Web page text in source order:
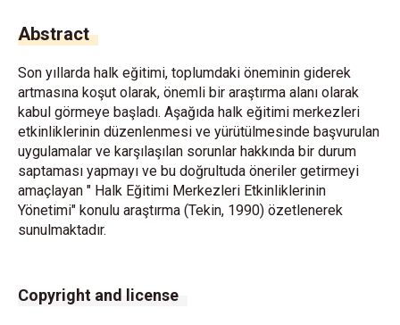
Abstract
Son yıllarda halk eğitimi, toplumdaki öneminin giderek
artmasına koşut olarak, önemli bir araştırma alanı olarak
kabul görmeye başladı. Aşağıda halk eğitimi merkezleri
etkinliklerinin düzenlenmesi ve yürütülmesinde başvurulan
uygulamalar ve karşılaşılan sorunlar hakkında bir durum
saptaması yapmayı ve bu doğrultuda öneriler getirmeyi
amaçlayan " Halk Eğitimi Merkezleri Etkinliklerinin
Yönetimi" konulu araştırma (Tekin, 1990) özetlenerek
sunulmaktadır.
Copyright and license